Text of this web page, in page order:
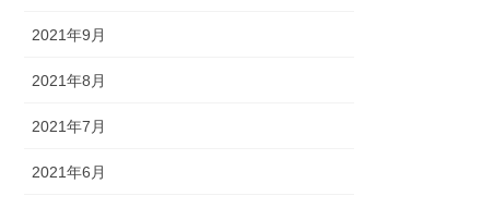
2021年9月
2021年8月
2021年7月
2021年6月